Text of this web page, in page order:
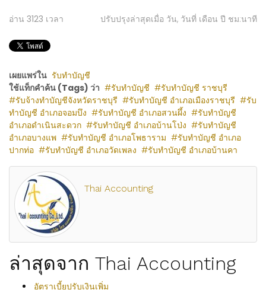
อ่าน 3123 เวลา ปรับปรุงล่าสุดเมื่อ วัน, วันที่ เดือน ปี ชม:นาที
เผยแพร่ใน รับทำบัญชี
ใช้แท็กคำค้น (Tags) ว่า
รับทำบัญชี
รับทำบัญชี ราชบุรี
รับจ้างทำบัญชีจังหวัดราชบุรี
รับทำบัญชี อำเภอเมืองราชบุรี
รับ
ทำบัญชี อำเภอจอมบึง
รับทำบัญชี อำเภอสวนผึ้ง
รับทำบัญชี
อำเภอดำเนินสะดวก
รับทำบัญชี อำเภอบ้านโป่ง
รับทำบัญชี
อำเภอบางแพ
รับทำบัญชี อำเภอโพธาราม
รับทำบัญชี อำเภอ
ปากท่อ
รับทำบัญชี อำเภอวัดเพลง รับทำบัญชี อำเภอบ้านคา
Thai Accounting
ล่าสุดจาก Thai Accounting
อัตราเบี้ยปรับเงินเพิ่ม